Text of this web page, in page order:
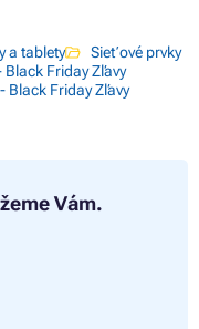
a tablety
Sieťové prvky
Friday Zľavy
Black Friday Zľavy
Vám.